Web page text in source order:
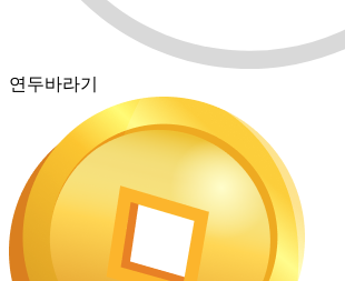
연두바라기